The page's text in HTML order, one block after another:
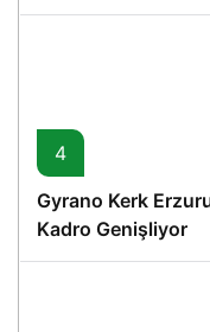
4
Gyrano Kerk
Kadro Genişliyor